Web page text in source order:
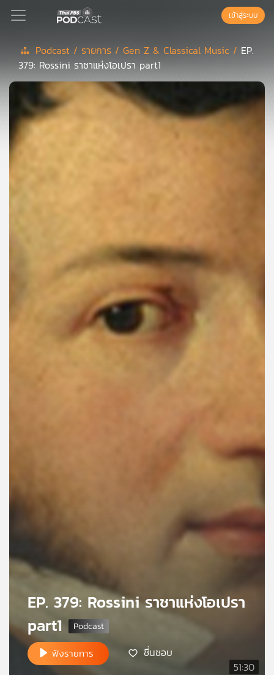
Podcast
ย์
ลิ
สต์
แนะนำ
เพลง
เกี่ยว
กับ
เครือ
บี
เอส
เข้าสู่ระบบ
Podcast / รายการ /Gen Z & Classical Music / EP.
379: Rossini ราชาแห่งโอเปรา part1
51:30
EP. 379: Rossini ราชาแห่งโอเปรา
part1
ฟังรายการ ชื่นชอบ